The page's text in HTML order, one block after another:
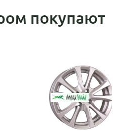
покупают